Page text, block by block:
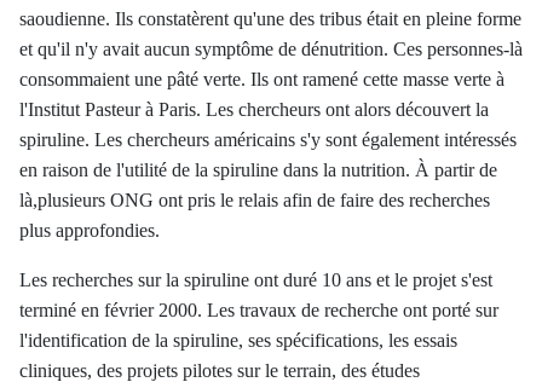
saoudienne. Ils constatèrent qu'une des tribus était en pleine forme
et qu'il n'y avait aucun symptôme de dénutrition. Ces personnes-là
consommaient une pâté verte. Ils ont ramené cette masse verte à
l'Institut Pasteur à Paris. Les chercheurs ont alors découvert la
spiruline. Les chercheurs américains s'y sont également intéressés
en raison de l'utilité de la spiruline dans la nutrition. À partir de
là,plusieurs ONG ont pris le relais afin de faire des recherches
plus approfondies.
Les recherches sur la spiruline ont duré 10 ans et le projet s'est
terminé en février 2000. Les travaux de recherche ont porté sur
l'identification de la spiruline, ses spécifications, les essais
cliniques, des projets pilotes sur le terrain, des études